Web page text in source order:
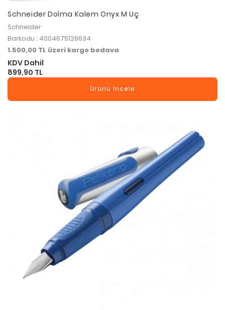
Schneider Dolma Kalem Onyx M Uç
Schneider
Barkodu : 4004675126634
1.500,00 TL üzeri kargo bedava
KDV Dahil
899,90 TL
Ürünü İncele